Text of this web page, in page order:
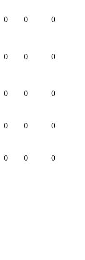
0 0 0
0 0 0
0 0 0
0 0 0
0 0 0